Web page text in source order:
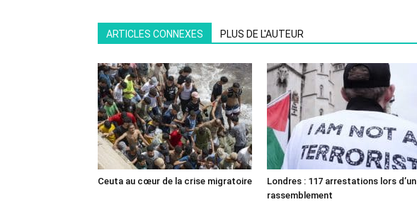
ARTICLES CONNEXES PLUS DE L'AUTEUR
Ceuta au cœur de la crise migratoire
Londres : 117 arrestations lors d’un
rassemblement